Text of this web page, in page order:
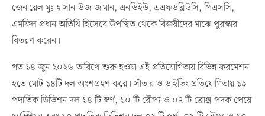
জেনারেল মুঃ হাসান-উজ-জামান, এনডিইউ, এএফডব্লিউসি, পিএসসি,
এমফিল প্রধান অতিথি হিসেবে উপস্থিত থেকে বিজয়ীদের মাঝে পুরস্কার
বিতরণ করেন।
গত ১৪ জুন ২০২৬ তারিখে শুরু হওয়া এই প্রতিযোগিতায় বিভিন্ন ফরমেশন
হতে মোট ১৪টি দল অংশগ্রহণ করে। সাঁতার ও ডাইভিং প্রতিযোগিতায় ১৯
পদাতিক ডিভিশন দল ১৪ টি স্বর্ণ, ১০ টি রৌপ্য ও ০৭ টি ব্রোঞ্জ পদক পেয়ে